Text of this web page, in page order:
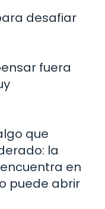
desafiar
fuera
que
la
en
puede abrir